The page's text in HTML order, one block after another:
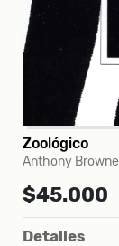
Zoológico
Anthony Browne
$45.000
Detalles